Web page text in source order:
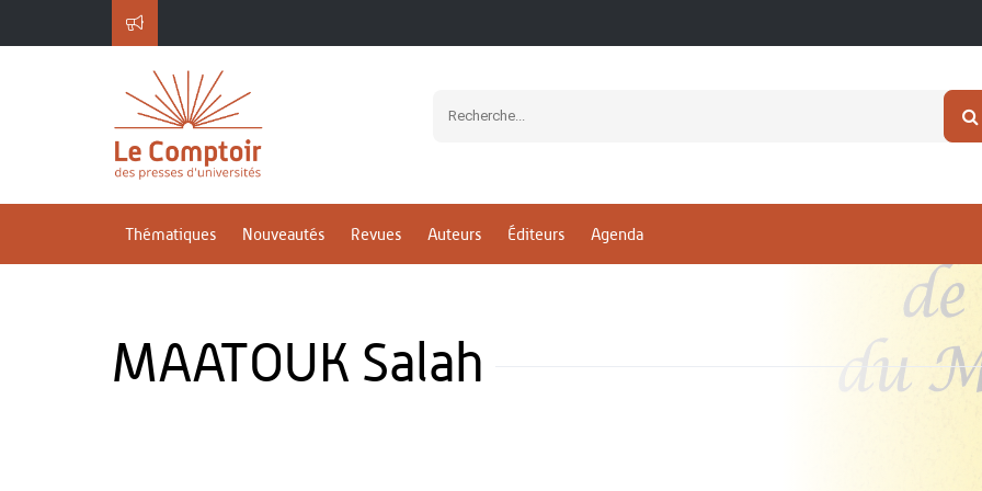
Thématiques Nouveautés Revues Auteurs Éditeurs Agenda
MAATOUK Salah